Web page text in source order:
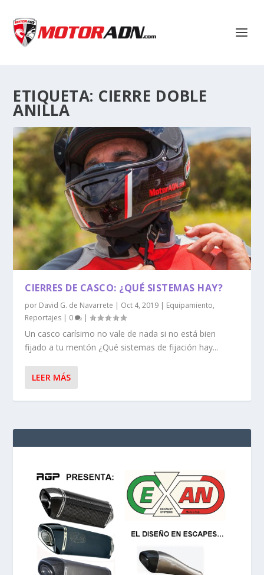
ETIQUETA: CIERRE DOBLE
ANILLA
CIERRES DE CASCO: ¿QUÉ SISTEMAS HAY?
por David G. de Navarrete | Oct 4, 2019 | Equipamiento,
Reportajes | 0 |
Un casco carísimo no vale de nada si no está bien
fijado a tu mentón ¿Qué sistemas de fijación hay...
LEER MÁS